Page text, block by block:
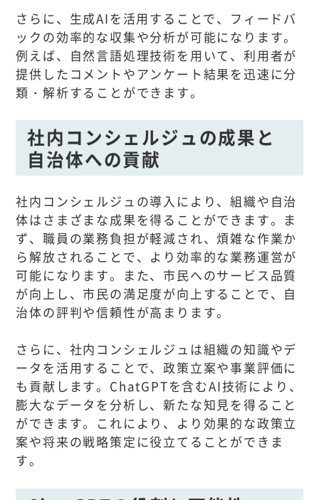
さらに、生成AIを活用することで、フィードバ
ックの効率的な収集や分析が可能になります。
例えば、自然言語処理技術を用いて、利用者が
提供したコメントやアンケート結果を迅速に分
類・解析することができます。
社内コンシェルジュの成果と
自治体への貢献
社内コンシェルジュの導入により、組織や自治
体はさまざまな成果を得ることができます。ま
ず、職員の業務負担が軽減され、煩雑な作業か
ら解放されることで、より効率的な業務運営が
可能になります。また、市民へのサービス品質
が向上し、市民の満足度が向上することで、自
治体の評判や信頼性が高まります。
さらに、社内コンシェルジュは組織の知識やデ
ータを活用することで、政策立案や事業評価に
も貢献します。ChatGPTを含むAI技術により、
膨大なデータを分析し、新たな知見を得ること
ができます。これにより、より効果的な政策立
案や将来の戦略策定に役立てることができま
す。